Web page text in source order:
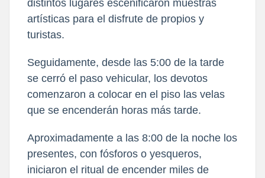
distintos lugares escenificaron muestras
artísticas para el disfrute de propios y
turistas.
Seguidamente, desde las 5:00 de la tarde
se cerró el paso vehicular, los devotos
comenzaron a colocar en el piso las velas
que se encenderán horas más tarde.
Aproximadamente a las 8:00 de la noche los
presentes, con fósforos o yesqueros,
iniciaron el ritual de encender miles de